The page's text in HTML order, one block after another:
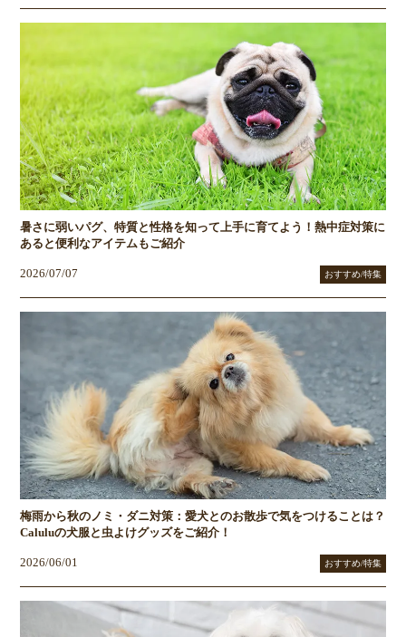
暑さに弱いパグ、特質と性格を知って上手に育てよう！熱中症対策に
あると便利なアイテムもご紹介
2026/07/07 おすすめ/特集
梅雨から秋のノミ・ダニ対策：愛犬とのお散歩で気をつけることは？
Caluluの犬服と虫よけグッズをご紹介！
2026/06/01 おすすめ/特集